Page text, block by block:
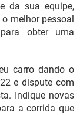
da sua equipe,
melhor pessoal
obter uma
carro dando o
e dispute com
Indique novas
a corrida que